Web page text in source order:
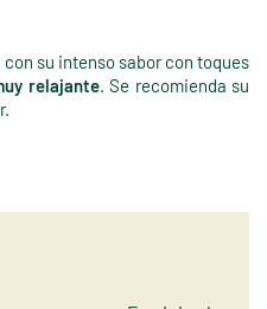
su intenso sabor con toques
relajante. Se recomienda su